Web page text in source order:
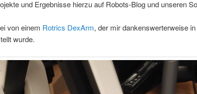
und Ergebnisse hierzu auf Robots-Blog und unseren
von einem Rotrics DexArm, der mir dankenswerterweise
wurde.